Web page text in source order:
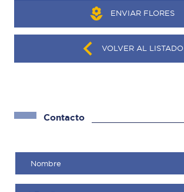
ENVIAR FLORES
VOLVER AL LISTADO
Contacto